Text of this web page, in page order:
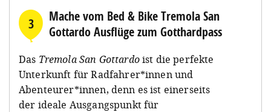
3
Mache vom Bed & Bike Tremola San
Gottardo Ausflüge zum Gotthardpass
Das Tremola San Gottardoist die perfekte
Unterkunft für Radfahrer*innen und
Abenteurer*innen, denn es ist einerseits
der ideale Ausgangspunkt für